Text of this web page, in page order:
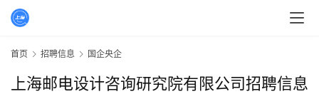
首页 招聘信息 国企央企
上海邮电设计咨询研究院有限公司招聘信息